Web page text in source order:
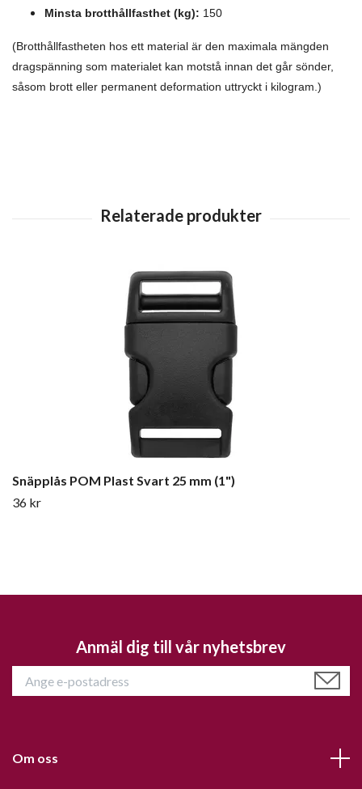
Minsta brotthållfasthet (kg): 150
(Brotthållfastheten hos ett material är den maximala mängden
dragspänning som materialet kan motstå innan det går sönder,
såsom brott eller permanent deformation uttryckt i kilogram.)
Snäpplås POM Plast Svart 25 mm (1")
36 kr
Anmäl dig till vår nyhetsbrev
Om oss